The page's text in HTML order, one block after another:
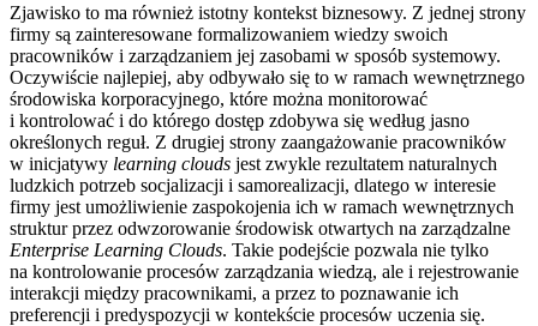
Zjawisko to ma również istotny kontekst biznesowy. Z jednej strony
firmy są zainteresowane formalizowaniem wiedzy swoich
pracowników i zarządzaniem jej zasobami w sposób systemowy.
Oczywiście najlepiej, aby odbywało się to w ramach wewnętrznego
środowiska korporacyjnego, które można monitorować
i kontrolować i do którego dostęp zdobywa się według jasno
określonych reguł. Z drugiej strony zaangażowanie pracowników
w inicjatywy learning clouds jest zwykle rezultatem naturalnych
ludzkich potrzeb socjalizacji i samorealizacji, dlatego w interesie
firmy jest umożliwienie zaspokojenia ich w ramach wewnętrznych
struktur przez odwzorowanie środowisk otwartych na zarządzalne
Enterprise Learning Clouds. Takie podejście pozwala nie tylko
na kontrolowanie procesów zarządzania wiedzą, ale i rejestrowanie
interakcji między pracownikami, a przez to poznawanie ich
preferencji i predyspozycji w kontekście procesów uczenia się.